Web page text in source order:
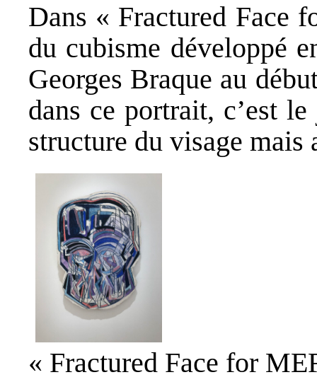
Dans « Fractured Face
du cubisme développé
Georges Braque au
dans ce portrait, c’est
structure du visage mais
« Fractured Face for